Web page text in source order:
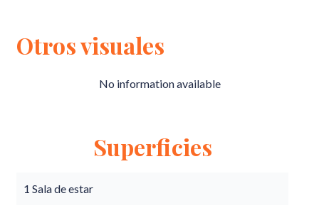
Otros visuales
No information available
Superficies
1 Sala de estar